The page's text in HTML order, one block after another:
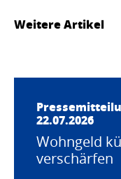
Weitere Artikel
22.07.2026
Wohngeld
verschärfen